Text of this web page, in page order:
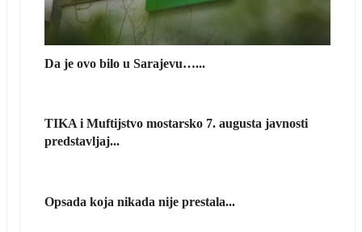
Da je ovo bilo u Sarajevu…...
TIKA i Muftijstvo mostarsko 7. augusta javnosti
predstavljaj...
Opsada koja nikada nije prestala...